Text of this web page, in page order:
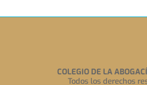
COLEGIO DE LA
Todos los derechos